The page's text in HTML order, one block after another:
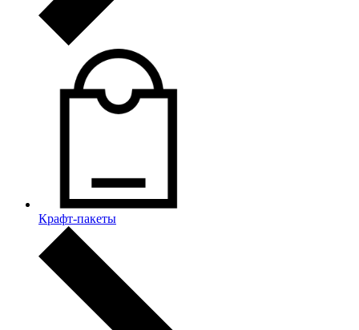
Крафт-пакеты